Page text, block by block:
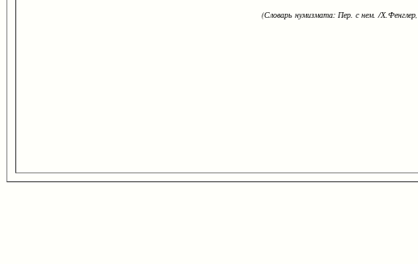
(Словарь нумизмата: Пер. с нем. /